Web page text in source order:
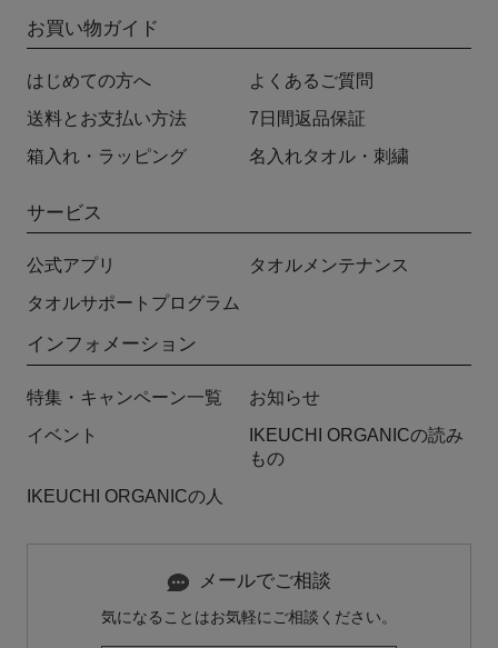
お買い物ガイド
はじめての方へ よくあるご質問
送料とお支払い方法 7日間返品保証
箱入れ・ラッピング 名入れタオル・刺繍
サービス
公式アプリ タオルメンテナンス
タオルサポートプログラム
インフォメーション
特集・キャンペーン一覧 お知らせ
イベント
IKEUCHI ORGANICの読み
もの
IKEUCHI ORGANICの人
メールでご相談
気になることはお気軽にご相談ください。